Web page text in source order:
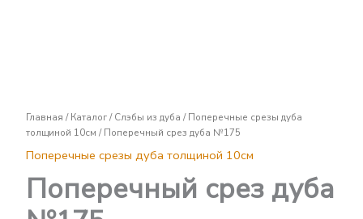
Главная /Каталог/Слэбы из дуба /Поперечные срезы дуба
толщиной 10см / Поперечный срез дуба №175
Поперечные срезы дуба толщиной 10см
Поперечный срез дуба